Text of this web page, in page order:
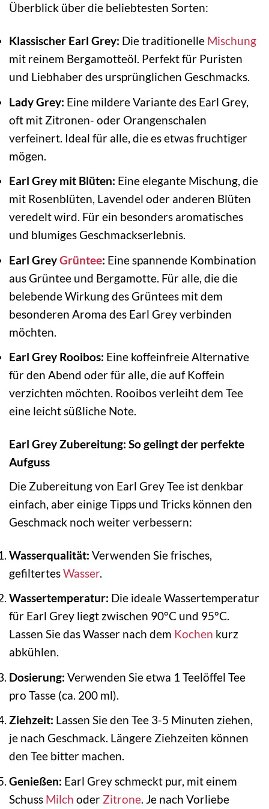
Überblick über die beliebtesten Sorten:
Klassischer Earl Grey: Die traditionelle Mischung
mit reinem Bergamotteöl. Perfekt für Puristen
und Liebhaber des ursprünglichen Geschmacks.
Lady Grey: Eine mildere Variante des Earl Grey,
oft mit Zitronen- oder Orangenschalen
verfeinert. Ideal für alle, die es etwas fruchtiger
mögen.
Earl Grey mit Blüten: Eine elegante Mischung, die
mit Rosenblüten, Lavendel oder anderen Blüten
veredelt wird. Für ein besonders aromatisches
und blumiges Geschmackserlebnis.
Earl GreyGrüntee: Eine spannende Kombination
aus Grüntee und Bergamotte. Für alle, die die
belebende Wirkung des Grüntees mit dem
besonderen Aroma des Earl Grey verbinden
möchten.
Earl Grey Rooibos: Eine koffeinfreie Alternative
für den Abend oder für alle, die auf Koffein
verzichten möchten. Rooibos verleiht dem Tee
eine leicht süßliche Note.
Earl Grey Zubereitung: So gelingt der perfekte
Aufguss
Die Zubereitung von Earl Grey Tee ist denkbar
einfach, aber einige Tipps und Tricks können den
Geschmack noch weiter verbessern:
Wasserqualität: Verwenden Sie frisches,
gefiltertesWasser.
Wassertemperatur: Die ideale Wassertemperatur
für Earl Grey liegt zwischen 90°C und 95°C.
Lassen Sie das Wasser nach dem Kochen kurz
abkühlen.
Dosierung: Verwenden Sie etwa 1 Teelöffel Tee
pro Tasse (ca. 200 ml).
Ziehzeit: Lassen Sie den Tee 3-5 Minuten ziehen,
je nach Geschmack. Längere Ziehzeiten können
den Tee bitter machen.
Genießen: Earl Grey schmeckt pur, mit einem
Schuss Milch oder Zitrone. Je nach Vorliebe